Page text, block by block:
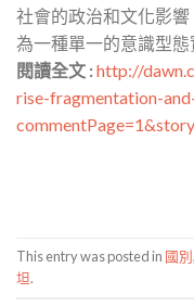
社會的政治和文化影
為一種單一的意識型
閱讀全文 :http://
rise-fragmentation-
This entry was posted in 國別,
坦.